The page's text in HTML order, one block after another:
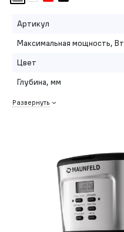
Артикул
Максимальная мощность, Вт
Цвет
Глубина, мм
Развернуть